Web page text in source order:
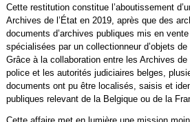
Cette restitution constitue l’aboutissement
Archives de l’État en 2019, après que des
documents d’archives publiques mis en
spécialisées par un collectionneur d’objets de
Grâce à la collaboration entre les Archives
police et les autorités judiciaires belges,
documents ont pu être localisés, saisis et
publiques relevant de la Belgique ou de la